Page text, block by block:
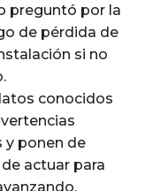
preguntó por la
de pérdida de
si no
conocidos
y ponen de
actuar para